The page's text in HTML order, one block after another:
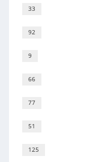
33
92
9
66
77
51
125